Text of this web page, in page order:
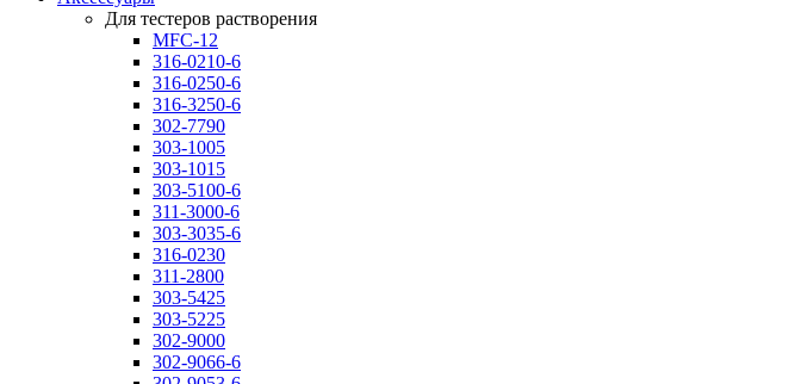
Для тестеров растворения
MFC-12
316-0210-6
316-0250-6
316-3250-6
302-7790
303-1005
303-1015
303-5100-6
311-3000-6
303-3035-6
316-0230
311-2800
303-5425
303-5225
302-9000
302-9066-6